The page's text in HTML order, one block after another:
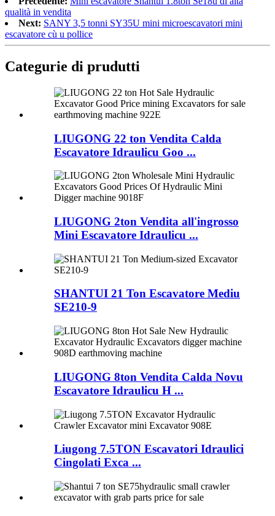
qualità in vendita
Next: SANY 3,5 tonni SY35U mini microescavatori mini
escavatore cù u pollice
Categurie di prudutti
LIUGONG 22 ton Vendita Calda
Escavatore Idraulicu Goo ...
LIUGONG 2ton Vendita all'ingrosso
Mini Escavatore Idraulicu ...
SHANTUI 21 Ton Escavatore Mediu
SE210-9
LIUGONG 8ton Vendita Calda Novu
Escavatore Idraulicu H ...
Liugong 7.5TON Escavatori Idraulici
Cingolati Exca ...